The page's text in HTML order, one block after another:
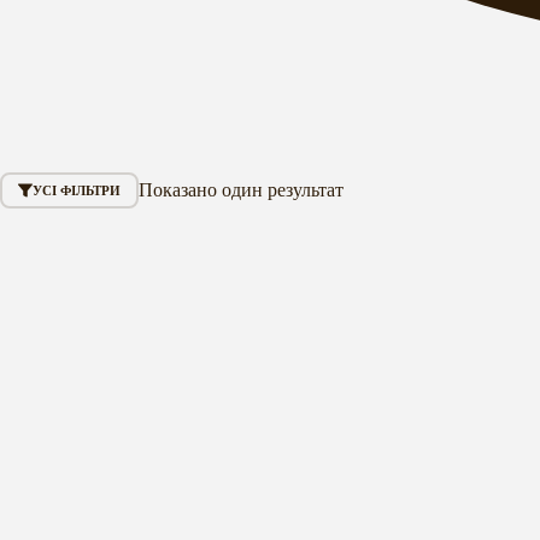
УСІ ФІЛЬТРИ Показано один результат